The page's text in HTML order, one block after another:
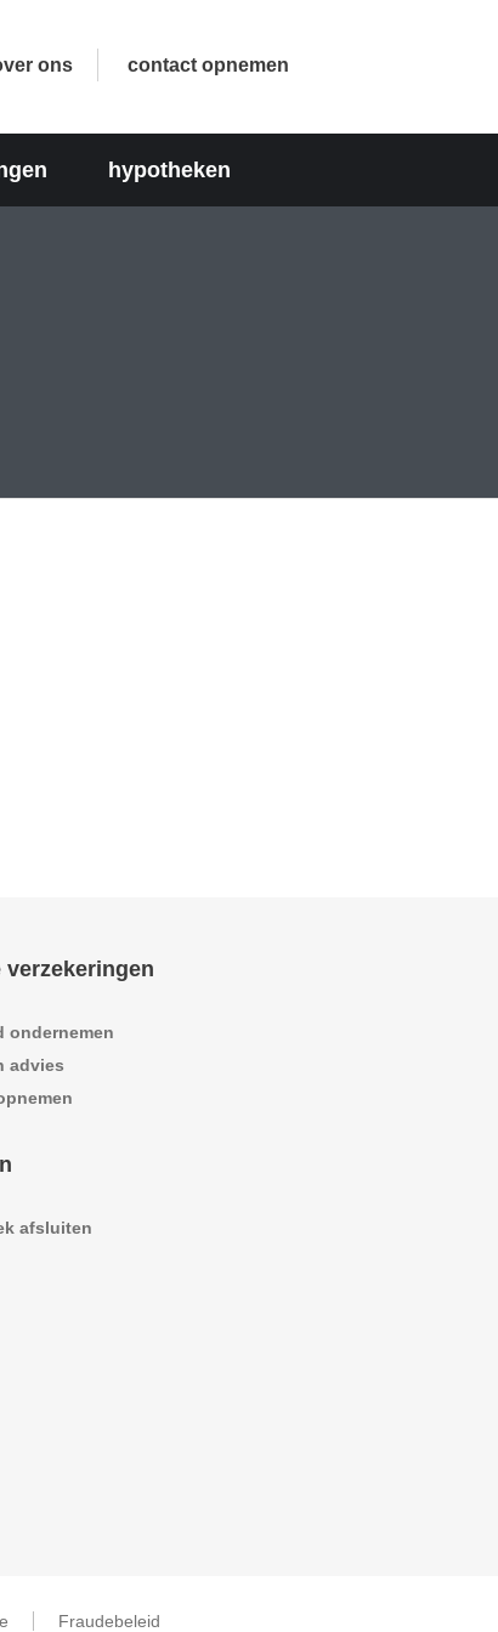
ons contact opnemen
hypotheken
ondernemen
advies
afsluiten
Fraudebeleid